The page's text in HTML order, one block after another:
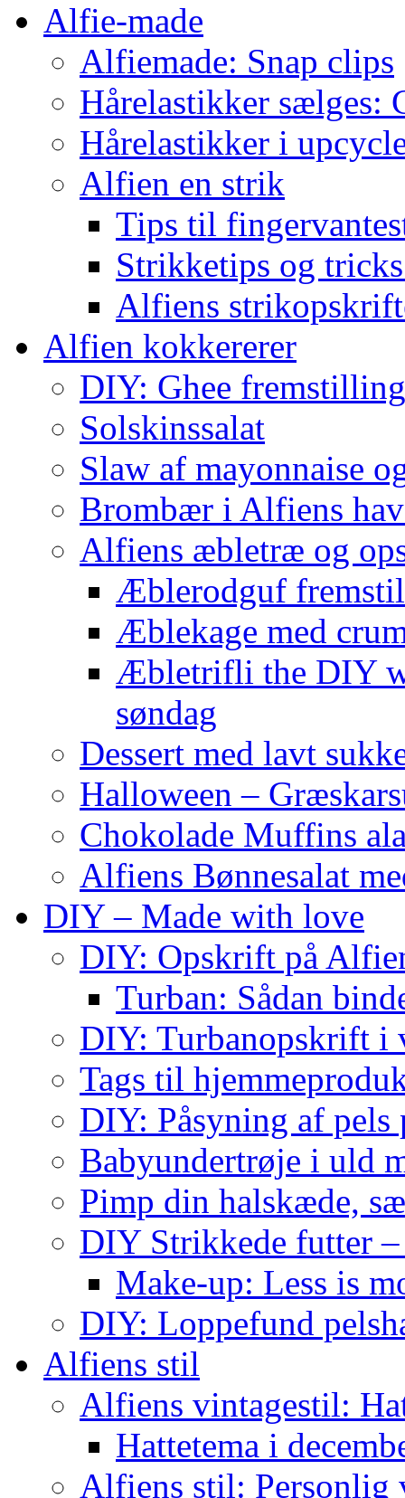
Alfie-made
Alfiemade: Snap clips
Hårelastikker sælges:
Hårelastikker i
Alfien en strik
Tips til
Strikketips og
Alfiens
Alfien kokkererer
DIY: Ghee
Solskinssalat
Slaw af mayonnaise
Brombær i Alfiens
Alfiens æbletræ og
Æblerodguf
Æblekage med
Æbletrifli the DIY
søndag
Dessert med lavt
Halloween –
Chokolade Muffins
Alfiens Bønnesalat
DIY – Made with love
DIY: Opskrift på
Turban: Sådan
DIY: Turbanopskrift i
Tags til
DIY: Påsyning af
Babyundertrøje i uld
Pimp din halskæde,
DIY Strikkede futter
Make-up: Less is
DIY: Loppefund
Alfiens stil
Alfiens vintagestil:
Hattetema i
Alfiens stil: Personlig